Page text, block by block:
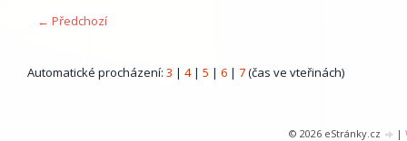
← Předchozí
Automatické procházení: 3 | 4| 5 | 6 | 7(čas ve vteřinách)
© 2026 eStránky.cz |